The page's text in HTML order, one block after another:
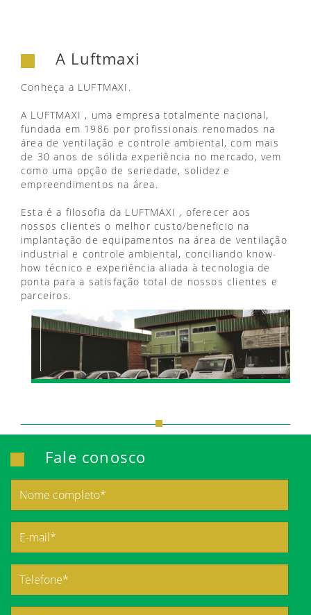
A Luftmaxi
Conheça a LUFTMAXI.
A LUFTMAXI , uma empresa totalmente nacional,
fundada em 1986 por profissionais renomados na
área de ventilação e controle ambiental, com mais
de 30 anos de sólida experiência no mercado, vem
como uma opção de seriedade, solidez e
empreendimentos na área.
Esta é a filosofia da LUFTMAXI , oferecer aos
nossos clientes o melhor custo/beneficio na
implantação de equipamentos na área de ventilação
industrial e controle ambiental, conciliando know-
how técnico e experiência aliada à tecnologia de
ponta para a satisfação total de nossos clientes e
parceiros.
Fale conosco